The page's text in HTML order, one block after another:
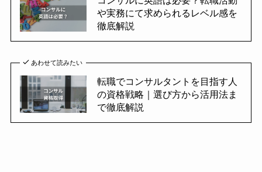
や実務にて求められるレベル感を
徹底解説
あわせて読みたい
転職でコンサルタントを目指す人
の資格戦略｜選び方から活用法ま
で徹底解説